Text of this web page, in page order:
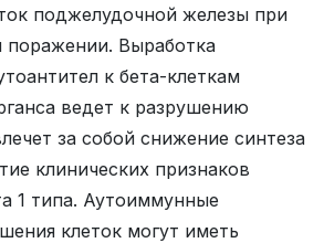
поджелудочной железы при
Выработка
к бета-клеткам
ведет к разрушению
за собой снижение синтеза
клинических признаков
1 типа. Аутоиммунные
клеток могут иметь